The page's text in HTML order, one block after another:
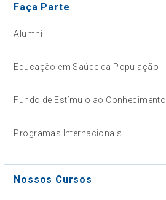
Faça Parte
Alumni
Educação em Saúde da População
Fundo de Estímulo ao Conhecimento
Programas Internacionais
Nossos Cursos